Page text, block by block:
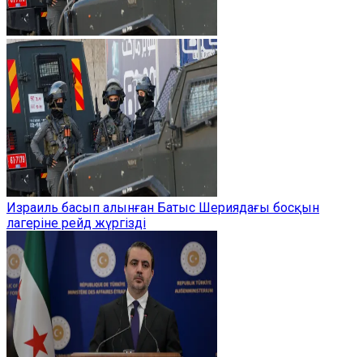
Израиль басып алынған Батыс Шериядағы босқын
лагеріне рейд жүргізді